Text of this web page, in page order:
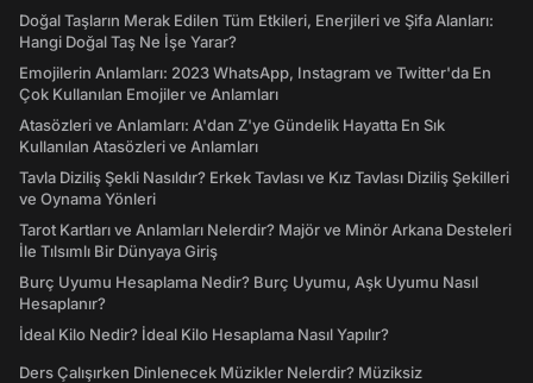
Doğal Taşların Merak Edilen Tüm Etkileri, Enerjileri ve Şifa Alanları:
Hangi Doğal Taş Ne İşe Yarar?
Emojilerin Anlamları: 2023 WhatsApp, Instagram ve Twitter'da En
Çok Kullanılan Emojiler ve Anlamları
Atasözleri ve Anlamları: A'dan Z'ye Gündelik Hayatta En Sık
Kullanılan Atasözleri ve Anlamları
Tavla Diziliş Şekli Nasıldır? Erkek Tavlası ve Kız Tavlası Diziliş Şekilleri
ve Oynama Yönleri
Tarot Kartları ve Anlamları Nelerdir? Majör ve Minör Arkana Desteleri
İle Tılsımlı Bir Dünyaya Giriş
Burç Uyumu Hesaplama Nedir? Burç Uyumu, Aşk Uyumu Nasıl
Hesaplanır?
İdeal Kilo Nedir? İdeal Kilo Hesaplama Nasıl Yapılır?
Ders Çalışırken Dinlenecek Müzikler Nelerdir? Müziksiz